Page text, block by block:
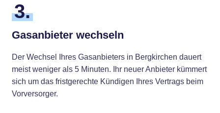
3.
Gasanbieter wechseln
Der Wechsel Ihres Gasanbieters in Bergkirchen dauert
meist weniger als 5 Minuten. Ihr neuer Anbieter kümmert
sich um das fristgerechte Kündigen Ihres Vertrags beim
Vorversorger.